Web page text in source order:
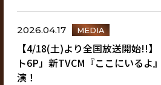
2026.04.17 MEDIA
【4/18(土)より全国放送開始!!
ト6P」新TVCM『ここにいるよ
演！